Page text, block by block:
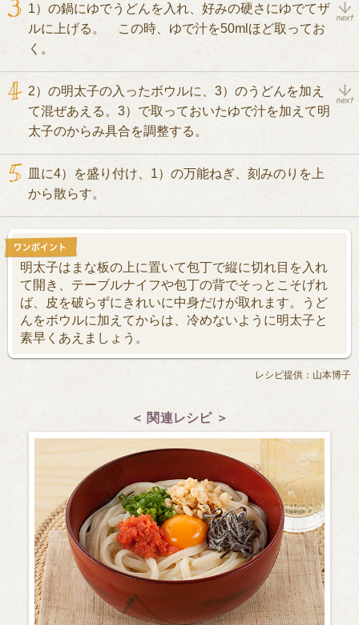
1）の鍋にゆでうどんを入れ、好みの硬さにゆでてザ
ルに上げる。 この時、ゆで汁を50mlほど取ってお
く。
2）の明太子の入ったボウルに、3）のうどんを加え
て混ぜあえる。3）で取っておいたゆで汁を加えて明
太子のからみ具合を調整する。
皿に4）を盛り付け、1）の万能ねぎ、刻みのりを上
から散らす。
明太子はまな板の上に置いて包丁で縦に切れ目を入れ
て開き、テーブルナイフや包丁の背でそっとこそげれ
ば、皮を破らずにきれいに中身だけが取れます。うど
んをボウルに加えてからは、冷めないように明太子と
素早くあえましょう。
レシピ提供：山本博子
＜ 関連レシピ ＞